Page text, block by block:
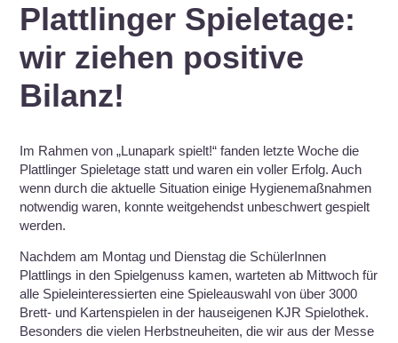
Plattlinger Spieletage:
wir ziehen positive
Bilanz!
Im Rahmen von „Lunapark spielt!“ fanden letzte Woche die
Plattlinger Spieletage statt und waren ein voller Erfolg. Auch
wenn durch die aktuelle Situation einige Hygienemaßnahmen
notwendig waren, konnte weitgehendst unbeschwert gespielt
werden.
Nachdem am Montag und Dienstag die SchülerInnen
Plattlings in den Spielgenuss kamen, warteten ab Mittwoch für
alle Spieleinteressierten eine Spieleauswahl von über 3000
Brett- und Kartenspielen in der hauseigenen KJR Spielothek.
Besonders die vielen Herbstneuheiten, die wir aus der Messe